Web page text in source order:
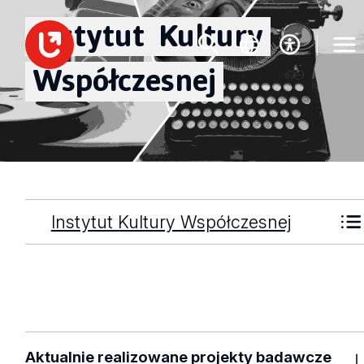
Instytut Kultury
Współczesnej
Instytut Kultury Współczesnej
Aktualnie realizowane projekty badawcze